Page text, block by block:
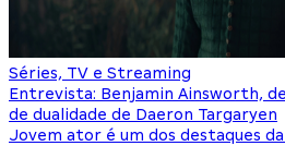
Séries, TV e Streaming
Entrevista: Benjamin Ainsworth,
de dualidade de Daeron Targaryen
Jovem ator é um dos destaques